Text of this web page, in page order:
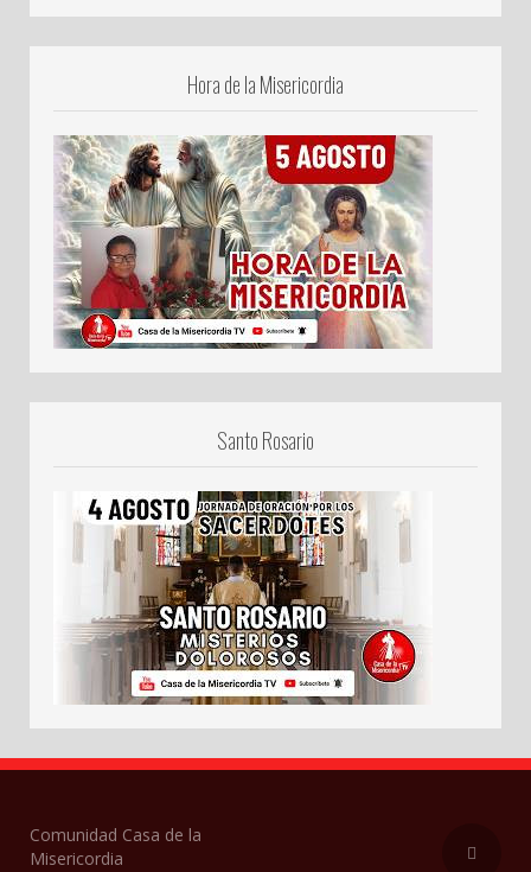
Hora de la Misericordia
Santo Rosario
Comunidad Casa de la
Misericordia